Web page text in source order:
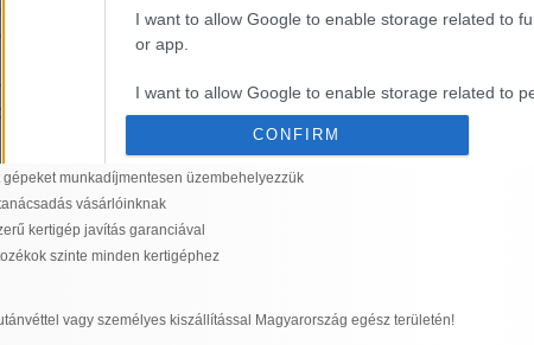
I want to allow Google to enable storage related to
or app.
I want to allow Google to enable storage related to
authentication functionality and fraud prevention,
CONFIRM
gyeplazító, gyepszellőztető, hómaró, műtrágya, fűmag, öntözőrendszer,
ágvágó olló, kerti szerszámok, kézi szerszámok, akkumulátoros kerti gépek,
eszközök.
megtalál üzleteinkben, többek között STIHL, HONDA, AL-KO, MTD, OLEO-MAC,
GARTEN, GARDENA, OREGON, FELCO, VOESTALPINE, stb.
munkadíjmentesen üzembehelyezzük
vásárlóinknak
kertigép javítás garanciával
szinte minden kertigéphez
vagy személyes kiszállítással Magyarország egész területén!